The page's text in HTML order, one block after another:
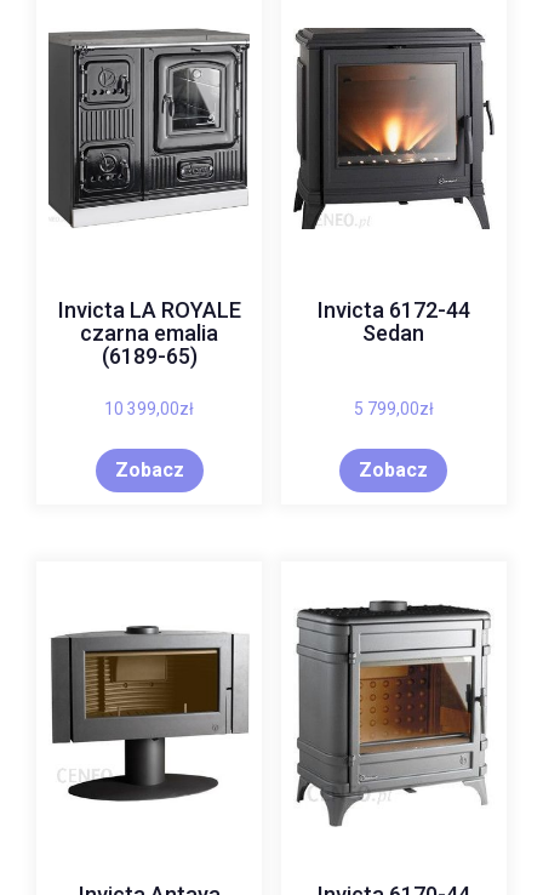
Invicta LA ROYALE
czarna emalia
(6189-65)
10 399,00zł
Zobacz
Invicta 6172-44
Sedan
5 799,00zł
Zobacz